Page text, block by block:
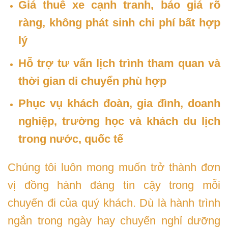
Giá thuê xe cạnh tranh, báo giá rõ
ràng, không phát sinh chi phí bất hợp
lý
Hỗ trợ tư vấn lịch trình tham quan và
thời gian di chuyển phù hợp
Phục vụ khách đoàn, gia đình, doanh
nghiệp, trường học và khách du lịch
trong nước, quốc tế
Chúng tôi luôn mong muốn trở thành đơn
vị đồng hành đáng tin cậy trong mỗi
chuyến đi của quý khách. Dù là hành trình
ngắn trong ngày hay chuyến nghỉ dưỡng